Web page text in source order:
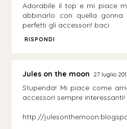
Adorabile il top e mi piace
abbinarlo con quella
perfetti gli accessori! baci
RISPONDI
Jules on the moon 27 luglio
Stupenda! Mi piace come
accessori sempre interessanti!
http://